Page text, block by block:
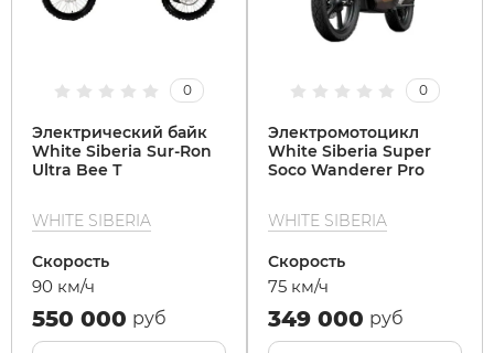
0
Электрический байк
White Siberia Sur-Ron
Ultra Bee Т
WHITE SIBERIA
Скорость
90 км/ч
550 000 руб
0
Электромотоцикл
White Siberia Super
Soco Wanderer Pro
WHITE SIBERIA
Скорость
75 км/ч
349 000 руб